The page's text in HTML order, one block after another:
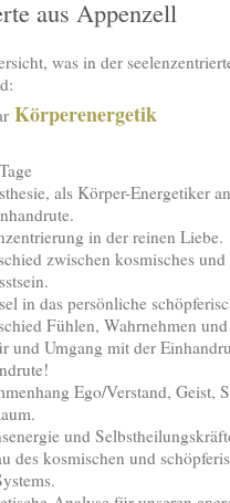
aus Appenzell
was in der
Körperenergetik
als Körper-Energetiker
in der reinen Liebe.
zwischen kosmisches und
in das persönliche
Fühlen, Wahrnehmen
und Umgang mit der
Ego/Verstand, Geist,
und
des kosmischen und